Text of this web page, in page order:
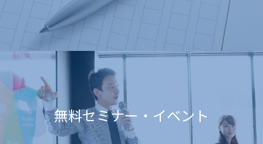
無料セミナー・イベント